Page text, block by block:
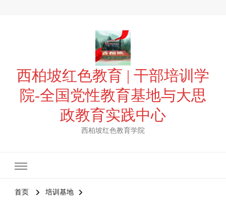
西柏坡红色教育 | 干部培训学
院-全国党性教育基地与大思
政教育实践中心
西柏坡红色教育学院
首页 培训基地